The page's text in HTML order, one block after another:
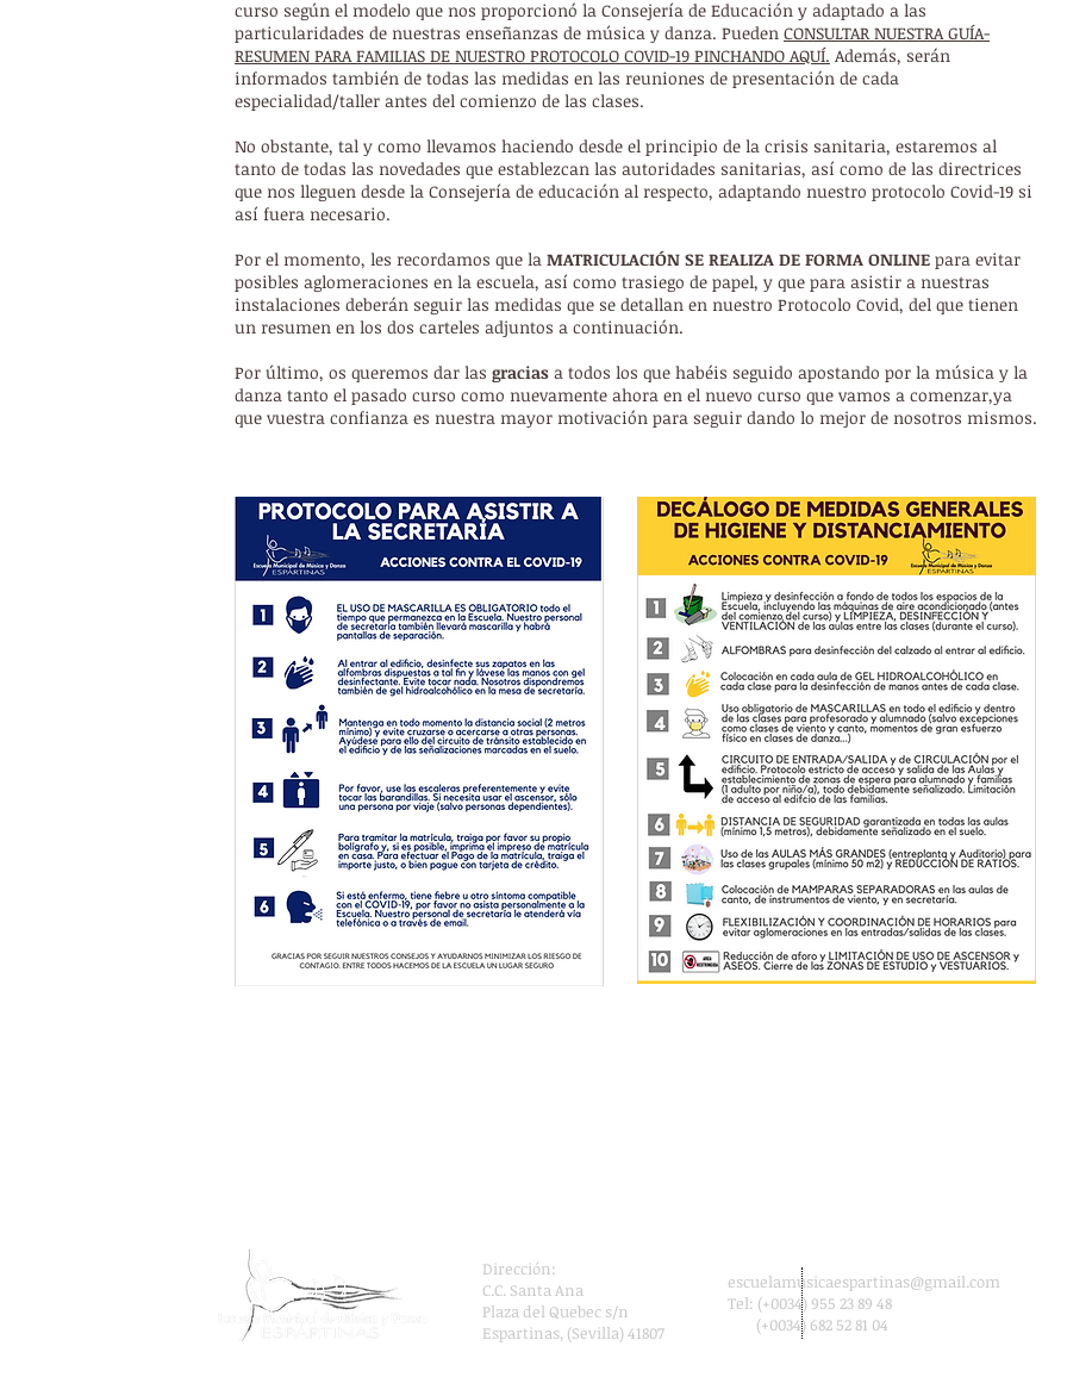
curso según el modelo que nos proporcionó la Consejería de Educación y adaptado a las
particularidades de nuestras enseñanzas de música y danza. Pueden CONSULTAR NUESTRA GUÍA-
RESUMEN PARA FAMILIAS DE NUESTRO PROTOCOLO COVID-19 PINCHANDO AQUÍ. Además, serán
informados también de todas las medidas en las reuniones de presentación de cada
especialidad/taller antes del comienzo de las clases.
No obstante, tal y como llevamos haciendo desde el principio de la crisis sanitaria, estaremos al
tanto de todas las novedades que establezcan las autoridades sanitarias, así como de las directrices
que nos lleguen desde la Consejería de educación al respecto, adaptando nuestro protocolo Covid-19 si
así fuera necesario.
Por el momento, les recordamos que la MATRICULACIÓN SE REALIZA DE FORMA ONLINE para evitar
posibles aglomeraciones en la escuela, así como trasiego de papel, y que para asistir a nuestras
instalaciones deberán seguir las medidas que se detallan en nuestro Protocolo Covid, del que tienen
un resumen en los dos carteles adjuntos a continuación.
Por último, os queremos dar las gracias a todos los que habéis seguido apostando por la música y la
danza tanto el pasado curso como nuevamente ahora en el nuevo curso que vamos a comenzar,ya
que vuestra confianza es nuestra mayor motivación para seguir dando lo mejor de nosotros mismos.
Dirección:
C.C. Santa Ana
Plaza del Quebec s/n
Espartinas, (Sevilla) 41807
escuelamusicaespartinas@gmail.com
Tel: (+0034) 955 23 89 48
(+0034) 682 52 81 04